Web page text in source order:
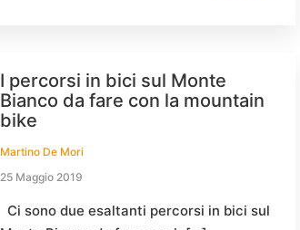
I percorsi in bici sul Monte
Bianco da fare con la mountain
bike
Martino De Mori
25 Maggio 2019
Ci sono due esaltanti percorsi in bici sul